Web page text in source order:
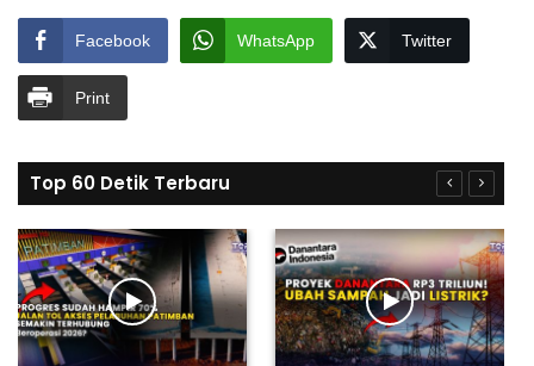
Facebook WhatsApp Twitter
Print
Top 60 Detik Terbaru